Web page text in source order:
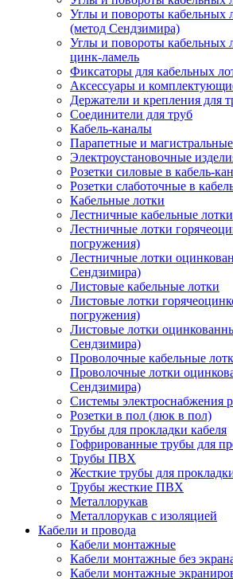
Углы и повороты кабельных
(метод Сендзимира)
Углы и повороты кабельных
цинк-ламель
Фиксаторы для кабельных
Аксессуары и
Держатели и крепления для
Соединители для труб
Кабель-каналы
Парапетные и
Электроустановочные
Розетки силовые в кабель-
Розетки слаботочные в
Кабельные лотки
Лестничные кабельные лотки
Лестничные лотки
погружения)
Лестничные лотки
Сендзимира)
Листовые кабельные лотки
Листовые лотки
погружения)
Листовые лотки
Сендзимира)
Проволочные кабельные
Проволочные лотки
Сендзимира)
Системы электроснабжения
Розетки в пол (люк в пол)
Трубы для прокладки кабеля
Гофрированные трубы для
Трубы ПВХ
Жесткие трубы для
Трубы жесткие ПВХ
Металлорукав
Металлорукав с изоляцией
Кабели и провода
Кабели монтажные
Кабели монтажные без
Кабели монтажные